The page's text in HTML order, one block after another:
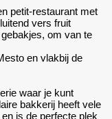
petit-restaurant met
vers fruit
om van te
en vlakbij de
waar je kunt
bakkerij heeft vele
is de perfecte plek